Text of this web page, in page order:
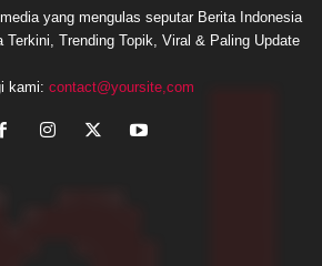
yang mengulas seputar Berita Indonesia
Terkini, Trending Topik, Viral & Paling Update
kami: contact@yoursite,com